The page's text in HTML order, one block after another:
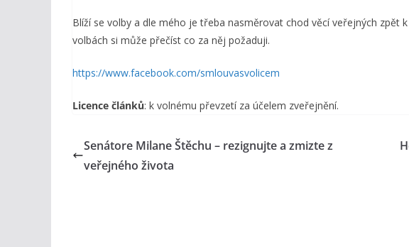
Blíží se volby a dle mého je třeba nasměrovat chod věcí veřejných zpět
volbách si může přečíst co za něj požaduji.
https://www.facebook.com/smlouvasvolicem
Licence článků: k volnému převzetí za účelem zveřejnění.
Senátore Milane Štěchu – rezignujte a zmizte z
veřejného života